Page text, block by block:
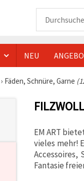
NEU
› Fäden, Schnüre, Garne
EM ART
vieles mehr!
Accessoires,
Fantasie